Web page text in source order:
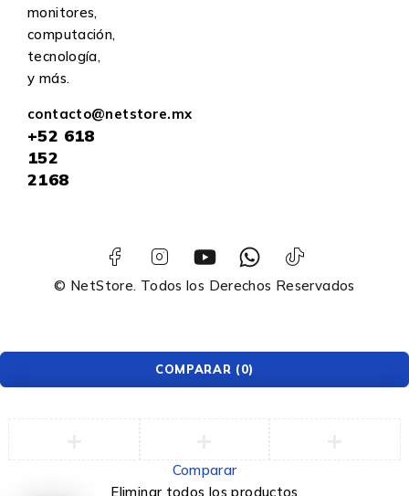
monitores,
computación,
tecnología,
y más.
contacto@netstore.mx
+52 618
152
2168
© NetStore. Todos los Derechos Reservados
COMPARAR (0)
Comparar
Eliminar todos los productos